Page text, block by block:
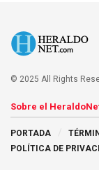
© 2025 All Rights
Sobre el
PORTADA
POLÍTICA DE